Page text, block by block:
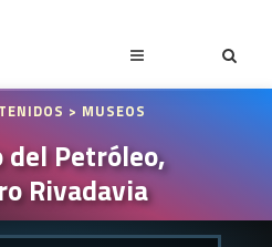
> MUSEOS
Petróleo,
Rivadavia